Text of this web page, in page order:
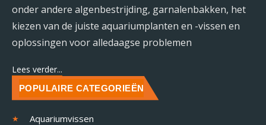
onder andere algenbestrijding, garnalenbakken, het
kiezen van de juiste aquariumplanten en -vissen en
oplossingen voor alledaagse problemen
Lees verder...
POPULAIRE CATEGORIEËN
Aquariumvissen